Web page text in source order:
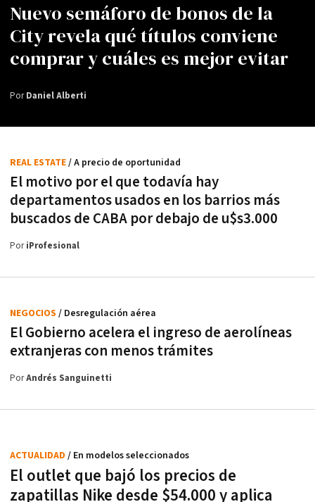
Nuevo semáforo de bonos de la
City revela qué títulos conviene
comprar y cuáles es mejor evitar
PorDaniel Alberti
El motivo por el que todavía hay
departamentos usados en los barrios más
buscados de CABA por debajo de u$s3.000
REAL ESTATE/ A precio de oportunidad
PoriProfesional
El Gobierno acelera el ingreso de aerolíneas
extranjeras con menos trámites
NEGOCIOS / Desregulación aérea
PorAndrés Sanguinetti
El outlet que bajó los precios de
zapatillas Nike desde $54.000 y aplica
ACTUALIDAD / En modelos seleccionados